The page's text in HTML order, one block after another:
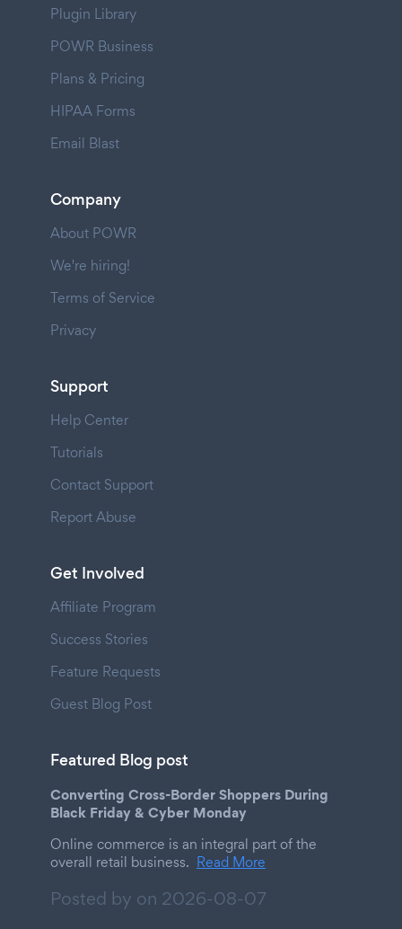
Plugin Library
POWR Business
Plans & Pricing
HIPAA Forms
Email Blast
Company
About POWR
We're hiring!
Terms of Service
Privacy
Support
Help Center
Tutorials
Contact Support
Report Abuse
Get Involved
Affiliate Program
Success Stories
Feature Requests
Guest Blog Post
Featured Blog post
Converting Cross-Border Shoppers During
Black Friday & Cyber Monday
Online commerce is an integral part of the
overall retail business. Read More
Posted by on 2026-08-07